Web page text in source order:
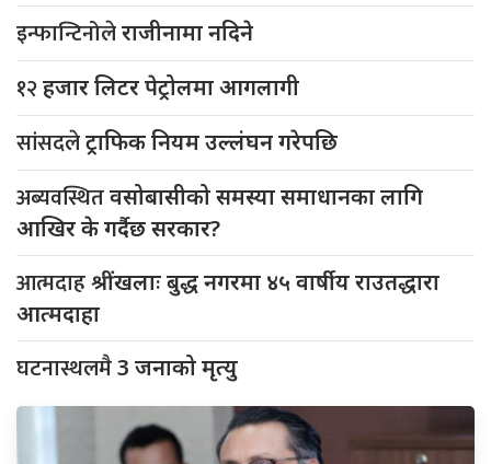
इन्फान्टिनोलेराजीनामा नदिने
१२हजार लिटर पेट्रोलमा आगलागी
सांसदलेट्राफिक नियम उल्लंघन गरेपछि
अब्यवस्थितवसोबासीको समस्या समाधानका लागि
आखिर के गर्दैछ सरकार?
आत्मदाहश्रींखलाः बुद्ध नगरमा ४५ वार्षीय राउतद्धारा
आत्मदाहा
घटनास्थलमै3 जनाको मृत्यु